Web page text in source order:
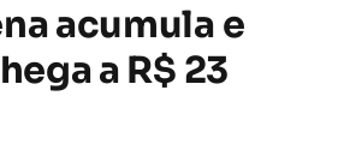
acumula e
a R$ 23